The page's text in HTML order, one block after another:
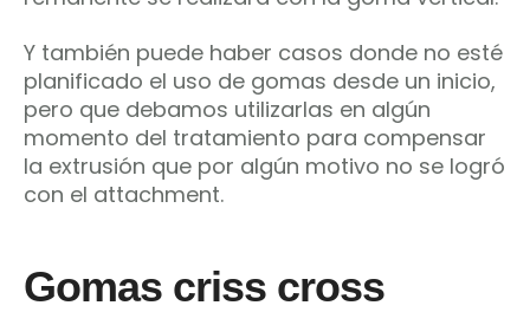
Y también puede haber casos donde no esté
planificado el uso de gomas desde un inicio,
pero que debamos utilizarlas en algún
momento del tratamiento para compensar
la extrusión que por algún motivo no se logró
con el attachment.
Gomas criss cross